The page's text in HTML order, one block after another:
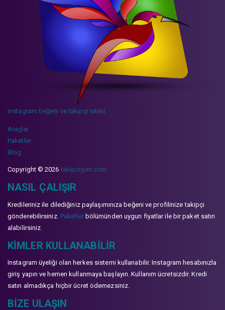
instagram beğeni ve takipçi sitesi
Araçlar
Paketler
Blog
Copyright © 2026takipcigen.com
NASIL ÇALIŞIR
Kredileriniz ile dilediğiniz paylaşımınıza beğeni ve profilinize takipçi
gönderebilirsiniz. Paketlerbölümünden uygun fiyatlar ile bir paket satın
alabilirsiniz.
KIMLER KULLANABILIR
Instagram üyeliği olan herkes sistemi kullanabilir. Instagram hesabınızla
giriş yapın ve hemen kullanmaya başlayın. Kullanım ücretsizdir. Kredi
satın almadıkça hiçbir ücret ödemezsiniz.
BIZE ULAŞIN